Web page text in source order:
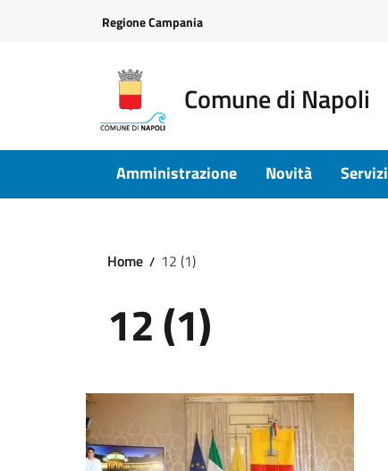
Regione Campania
Comune di Napoli
Amministrazione Novità Servizi
Home 12 (1)
12 (1)